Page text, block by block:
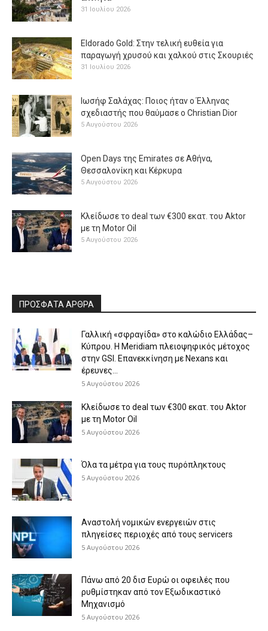
31 Ιουλίου 2026
Eldorado Gold: Στην τελική ευθεία για
παραγωγή χρυσού και χαλκού στις Σκουριές
31 Ιουλίου 2026
Ιωσήφ Σαλάχας: Ποιος ήταν ο Έλληνας
σχεδιαστής που θαύμασε ο Christian Dior
5 Αυγούστου 2026
Open Days της Emirates σε Αθήνα,
Θεσσαλονίκη και Κέρκυρα
5 Αυγούστου 2026
Κλείδωσε το deal των €300 εκατ. του Aktor
με τη Μotor Oil
5 Αυγούστου 2026
ΠΡΟΣΦΑΤΑ ΑΡΘΡΑ
Γαλλική «σφραγίδα» στο καλώδιο Ελλάδας–
Κύπρου. Η Meridiam πλειοψηφικός μέτοχος
στην GSI. Επανεκκίνηση με Nexans και
έρευνες...
5 Αυγούστου 2026
Κλείδωσε το deal των €300 εκατ. του Aktor
με τη Μotor Oil
5 Αυγούστου 2026
Όλα τα μέτρα για τους πυρόπληκτους
5 Αυγούστου 2026
Αναστολή νομικών ενεργειών στις
πληγείσες περιοχές από τους servicers
5 Αυγούστου 2026
Πάνω από 20 δισ Ευρώ οι οφειλές που
ρυθμίστηκαν από τον Εξωδικαστικό
Μηχανισμό
5 Αυγούστου 2026